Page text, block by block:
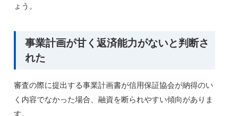
ょう。
事業計画が甘く返済能力がないと判断さ
れた
審査の際に提出する事業計画書が信用保証協会が納得のい
く内容でなかった場合、融資を断られやすい傾向がありま
す。